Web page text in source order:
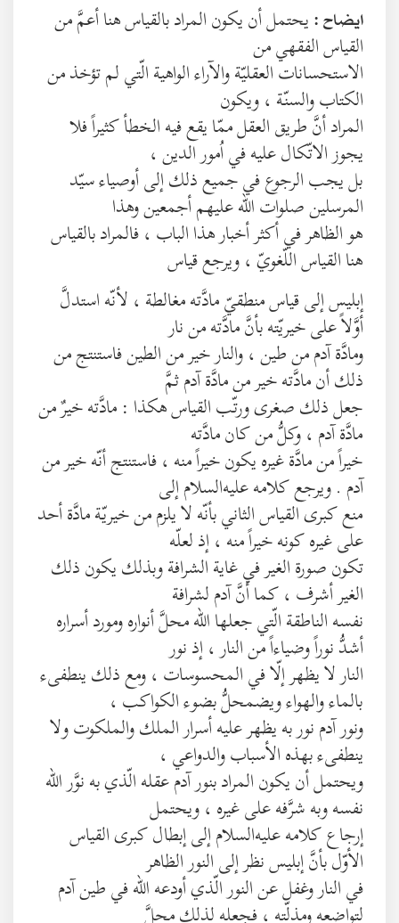
ايضاح :يحتمل أن يكون المراد بالقياس هنا أعمَّ من
القياس الفقهي من
الاستحسانات العقليّة والآراء الواهية الّتي لم تؤخذ من
الكتاب والسنّة ، ويكون
المراد أنَّ طريق العقل ممّا يقع فيه الخطأ كثيراً فلا
يجوز الاتّكال عليه في اُمور الدين ،
بل يجب الرجوع في جميع ذلك إلى أوصياء سيّد
المرسلين صلوات الله عليهم أجمعين وهذا
هو الظاهر في أكثر أخبار هذا الباب ، فالمراد بالقياس
هنا القياس اللّغويّ ، ويرجع قياس
إبليس إلى قياس منطقيّ مادَّته مغالطة ، لأنّه استدلَّ
أوَّلاً على خيريّته بأنَّ مادَّته من نار
ومادَّة آدم من طين ، والنار خير من الطين فاستنتج من
ذلك أن مادَّته خير من مادَّة آدم ثمَّ
جعل ذلك صغرى ورتّب القياس هكذا : مادَّته خيرٌ من
مادَّة آدم ، وكلُّ من كان مادَّته
خيراً من مادَّة غيره يكون خيراً منه ، فاستنتج أنّه خير من
آدم . ويرجع كلامه عليه‌السلام إلى
منع كبرى القياس الثاني بأنّه لا يلزم من خيريّة مادَّة أحد
على غيره كونه خيراً منه ، إذ لعلّه
تكون صورة الغير في غاية الشرافة وبذلك يكون ذلك
الغير أشرف ، كما أنَّ آدم لشرافة
نفسه الناطقة الّتي جعلها الله محلَّ أنواره ومورد أسراره
أشدُّ نوراً وضياءاً من النار ، إذ نور
النار لا يظهر إلّا في المحسوسات ، ومع ذلك ينطفىء
بالماء والهواء ويضمحلُّ بضوء الكواكب ،
ونور آدم نور به يظهر عليه أسرار الملك والملكوت ولا
ينطفىء بهذه الأسباب والدواعي ،
ويحتمل أن يكون المراد بنور آدم عقله الّذي به نوَّر الله
نفسه وبه شرَّفه على غيره ، ويحتمل
إرجاع كلامه عليه‌السلام إلى إبطال كبرى القياس
الأوّل بأنَّ إبليس نظر إلى النور الظاهر
في النار وغفل عن النور الّذي أودعه الله في طين آدم
لتواضعه ومذلّته ، فجعله لذلك محلَّ